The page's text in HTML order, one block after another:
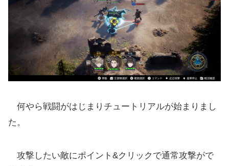
何やら戦闘がはじまりチュートリアルが始まりまし
た。
攻撃したい敵にポイント&クリックで通常攻撃がで